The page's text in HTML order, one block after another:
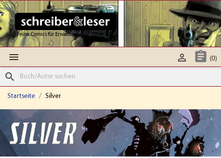
Feine Comics für Erwachsene
  (0)

search
Startseite Silver